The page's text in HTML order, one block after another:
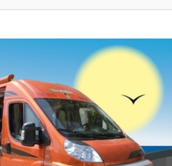
conseils et d'entraide des utilisateurs de